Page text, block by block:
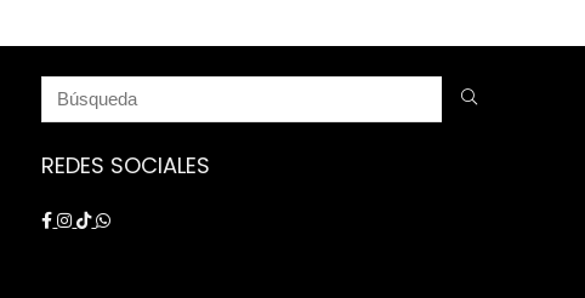
REDES SOCIALES